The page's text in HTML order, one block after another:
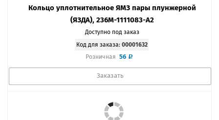
Кольцо уплотнительное ЯМЗ пары плунжерной
(ЯЗДА), 236М-1111083-А2
Доступно под заказ
Код для заказа: 00001632
Розничная 56
Заказать